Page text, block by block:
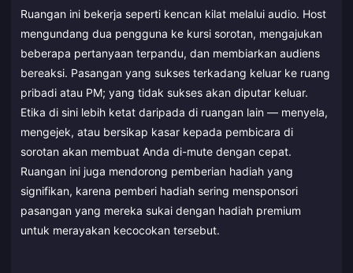
Ruangan ini bekerja seperti kencan kilat melalui audio. Host
mengundang dua pengguna ke kursi sorotan, mengajukan
beberapa pertanyaan terpandu, dan membiarkan audiens
bereaksi. Pasangan yang sukses terkadang keluar ke ruang
pribadi atau PM; yang tidak sukses akan diputar keluar.
Etika di sini lebih ketat daripada di ruangan lain — menyela,
mengejek, atau bersikap kasar kepada pembicara di
sorotan akan membuat Anda di-mute dengan cepat.
Ruangan ini juga mendorong pemberian hadiah yang
signifikan, karena pemberi hadiah sering mensponsori
pasangan yang mereka sukai dengan hadiah premium
untuk merayakan kecocokan tersebut.